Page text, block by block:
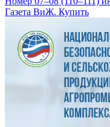
Газета ВиЖ. Купить